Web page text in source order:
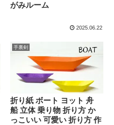
がみルーム
2025.06.22
手裏剣
折り紙 ボート ヨット 舟
船 立体 乗り物 折り方 か
っこいい 可愛い 折り方 作